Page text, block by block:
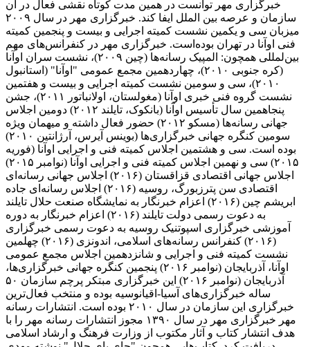
خبرگزاری مهر توانست در همین مدت کوتاه نقشی فعال در آن
سازمان و عرصه بین الملل ایفا کند. خبرگزاری مهر در سال ۲۰۰۹
میزبان سی و یکمین نشست کمیته اجرایی و بیست و پنجمین کمیته
فنی اوآنا در تهران بوده‌است. خبرگزاری مهر در کنفرانس‌های مهم
بین‌لمللی همچون: المپیک رسانه‌ها (چین ۲۰۰۹)، نشست سران اوآنا
(کره جنوبی ۲۰۱۰)، چهاردهمین مجمع عمومی "اوآنا" (استانبول
۲۰۱۰)، سی و سومین نشست کمیته اجرایی و بیست و هفتمین
نشست گروه فنی خبری اوآنا (مغولستان، اولانباتور ۲۰۱۱)، جشن
پنجاهمین سال تأسیس اوآنا (بانکوک، تایلند ۲۰۱۲) دومین اجلاس
جهانی رسانه‌ها (مسکو ۲۰۱۲) حضور فعال داشته و میهمان ویژه
سومین کنگره جهانی خبرگزاری‌ها (بوینس آیرس، آرژانتین ۲۰۱۰)
بوده است. سی و هشتمین اجلاس کمیته فنی و اجرایی اوآنا (فوریه
۲۰۱۵) سی و نهمین اجلاس کمیته فنی و اجرایی اوآنا (نوامبر ۲۰۱۵)
اجلاس جهانی اقتصادی قزاقستان (۲۰۱۶) اجلاس جهانی رسانه‌ای
اقتصادی سن پترزبورگ، روسیه (۲۰۱۶) اجلاس رسانه‌ای جاده
ابریشم چین (۲۰۱۶) اعزام خبرنگار به نمایشگاه صنعت حلال تایلند
به دعوت رسمی دولت تایلند (۲۰۱۶) اعزام خبرنگار به دوره
آموزشی خبرگزاری اسپوتنیک روسیه به دعوت رسمی خبرگزاری
(۲۰۱۶) کنفرانس رسانه‌های اسلامی، اندونزی (۲۰۱۶) چهلمین
نشست کمیته فنی و اجرایی و شانزدهمین اجلاس مجمع عمومی
اوآنا، آذربایجان (نوامبر ۲۰۱۶) پنجمین کنگره جهانی خبرگزاری‌ها،
آذربایجان (نوامبر ۲۰۱۶) این خبرگزاری مبتکر پرچم سازمان ۵۰
ساله خبرگزاری‌های آسیا-اقیانوسیه بوده و منتخب فعال‌ترین
خبرگزاری این سازمان در سال ۲۰۱۰ بوده است. انتشارات رسانه
مهر خبرگزاری مهر در سال ۱۳۹۰ مجوز انتشارات رسانه مهر را با
هدف انتشار کتاب و آثار مکتوب از وزارت فرهنگ و ارشاد اسلامی